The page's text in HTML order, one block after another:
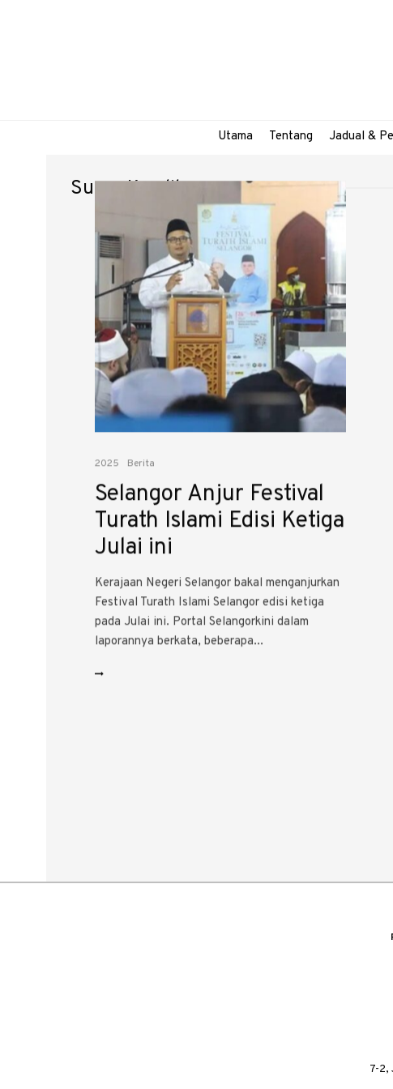
Utama Tentang Jadual &
Suara Keadilan
2025 Berita
Selangor Anjur Festival
Turath Islami Edisi Ketiga
Julai ini
Kerajaan Negeri Selangor bakal menganjurkan
Festival Turath Islami Selangor edisi ketiga
pada Julai ini. Portal Selangorkini dalam
laporannya berkata, beberapa...
7-2,